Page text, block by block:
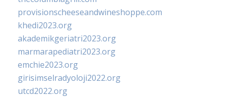
provisionscheeseandwineshoppe.com
khedi2023.org
akademikgeriatri2023.org
marmarapediatri2023.org
emchie2023.org
girisimselradyoloji2022.org
utcd2022.org